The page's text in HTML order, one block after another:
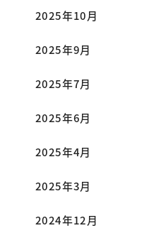
2025年10月
2025年9月
2025年7月
2025年6月
2025年4月
2025年3月
2024年12月